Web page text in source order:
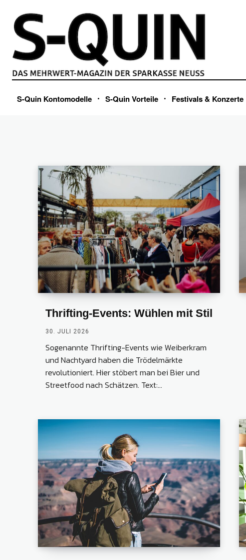
S-Quin Kontomodelle S-Quin Vorteile Festivals & Konzerte
RUBRIK
Geld ausgeben
Thrifting-Events: Wühlen mit Stil
30. JULI 2026
Sogenannte Thrifting-Events wie Weiberkram
und Nachtyard haben die Trödelmärkte
revolutioniert. Hier stöbert man bei Bier und
Streetfood nach Schätzen. Text:...